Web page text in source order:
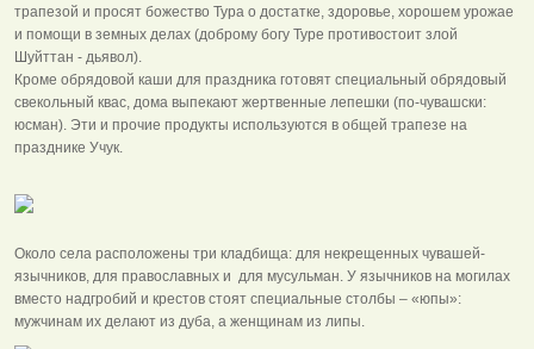
трапезой и просят божество Тура о достатке, здоровье, хорошем урожае
и помощи в земных делах (доброму богу Туре противостоит злой
Шуйттан - дьявол).
Кроме обрядовой каши для праздника готовят специальный обрядовый
свекольный квас, дома выпекают жертвенные лепешки (по-чувашски:
юсман). Эти и прочие продукты используются в общей трапезе на
празднике Учук.
Около села расположены три кладбища: для некрещенных чувашей-
язычников, для православных и для мусульман. У язычников на могилах
вместо надгробий и крестов стоят специальные столбы – «юпы»:
мужчинам их делают из дуба, а женщинам из липы.